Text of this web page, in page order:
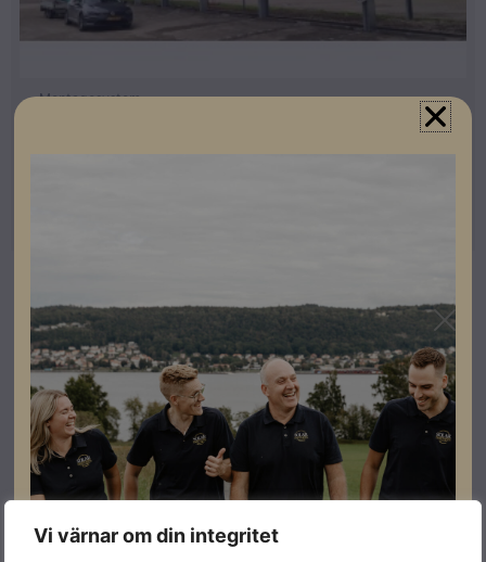
Vi värnar om din integritet
Montagesystem